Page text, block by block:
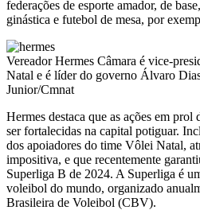
federações de esporte amador, de
ginástica e futebol de mesa, por
Vereador Hermes Câmara é vice-
Natal e é líder do governo Álvaro
Junior/Cmnat
Hermes destaca que as ações em
ser fortalecidas na capital potiguar.
dos apoiadores do time Vôlei Natal,
impositiva, e que recentemente
Superliga B de 2024. A Superliga é
voleibol do mundo, organizado
Brasileira de Voleibol (CBV).